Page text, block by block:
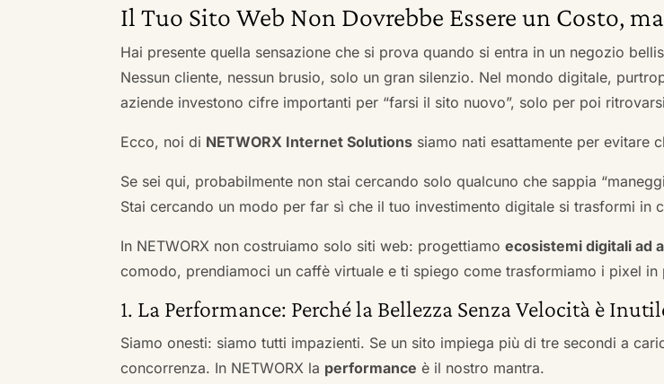
Il Tuo Sito Web Non Dovrebbe Essere un Costo,
Hai presente quella sensazione che si prova quando si entra in un negozio
Nessun cliente, nessun brusio, solo un gran silenzio. Nel mondo digitale,
aziende investono cifre importanti per “farsi il sito nuovo”, solo per poi
Ecco, noi di NETWORX Internet Solutions siamo nati esattamente per evitare
Se sei qui, probabilmente non stai cercando solo qualcuno che sappia
Stai cercando un modo per far sì che il tuo investimento digitale si trasformi in
In NETWORX non costruiamo solo siti web: progettiamoecosistemi digitali ad
comodo, prendiamoci un caffè virtuale e ti spiego come trasformiamo i pixel in
1. La Performance: Perché la Bellezza Senza Velocità è
Siamo onesti: siamo tutti impazienti. Se un sito impiega più di tre secondi a
concorrenza. In NETWORX la performance è il nostro mantra.